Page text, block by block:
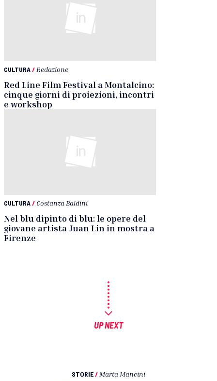
CULTURA/ Redazione
Red Line Film Festival a Montalcino:
cinque giorni di proiezioni, incontri
e workshop
CULTURA/ Costanza Baldini
Nel blu dipinto di blu: le opere del
giovane artista Juan Lin in mostra a
Firenze
UP NEXT
STORIE/ Marta Mancini